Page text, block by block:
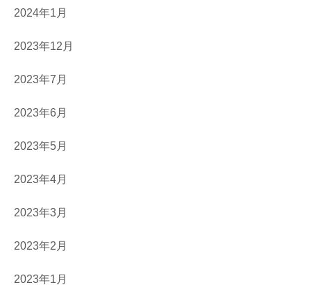
2024年1月
2023年12月
2023年7月
2023年6月
2023年5月
2023年4月
2023年3月
2023年2月
2023年1月